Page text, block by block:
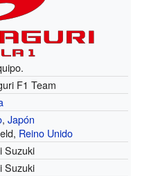
F1 Team
,Japón
Reino Unido
Suzuki
Suzuki